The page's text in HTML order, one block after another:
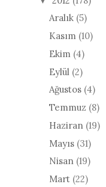
Aralık (5)
Kasım (10)
Ekim (4)
Eylül (2)
Ağustos (4)
Temmuz (8)
Haziran (19)
Mayıs (31)
Nisan (19)
Mart (22)